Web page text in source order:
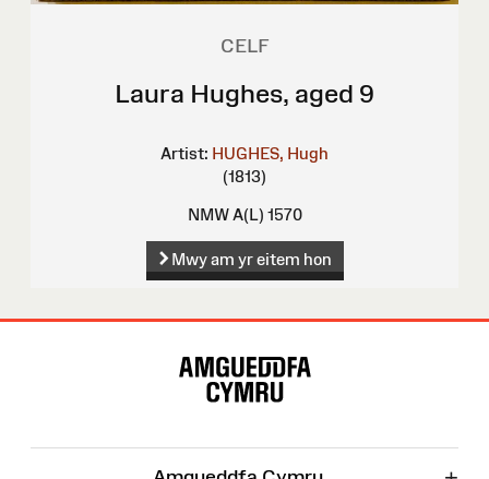
CELF
Laura Hughes, aged 9
Artist: HUGHES, Hugh
(1813)
NMW A(L) 1570
Mwy am yr eitem hon